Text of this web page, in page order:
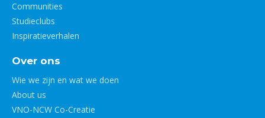
Communities
Studieclubs
Inspiratieverhalen
Over ons
Wie we zijn en wat we doen
About us
VNO-NCW Co-Creatie